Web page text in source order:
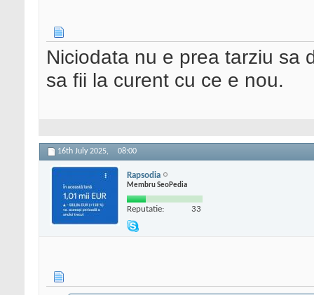
Niciodata nu e prea tarziu sa
sa fii la curent cu ce e nou.
16th July 2025, 08:00
Rapsodia
Membru SeoPedia
Reputatie: 33